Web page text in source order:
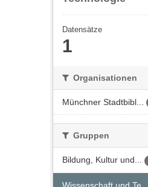
Datensätze
1
Organisationen
Münchner Stadtbibl...
Gruppen
Bildung, Kultur und...
Wissenschaft und Te...